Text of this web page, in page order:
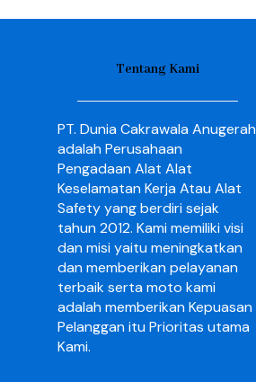
Tentang Kami
PT. Dunia Cakrawala Anugerah
adalah Perusahaan
Pengadaan Alat Alat
Keselamatan Kerja Atau Alat
Safety yang berdiri sejak
tahun 2012. Kami memiliki visi
dan misi yaitu meningkatkan
dan memberikan pelayanan
terbaik serta moto kami
adalah memberikan Kepuasan
Pelanggan itu Prioritas utama
Kami.